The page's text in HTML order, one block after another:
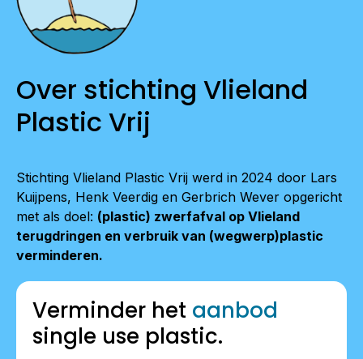
Over stichting Vlieland
Plastic Vrij
Stichting Vlieland Plastic Vrij werd in 2024 door Lars
Kuijpens, Henk Veerdig en Gerbrich Wever opgericht
met als doel: (plastic) zwerfafval op Vlieland
terugdringen en verbruik van (wegwerp)plastic
verminderen.
Verminder het aanbod
single use plastic.